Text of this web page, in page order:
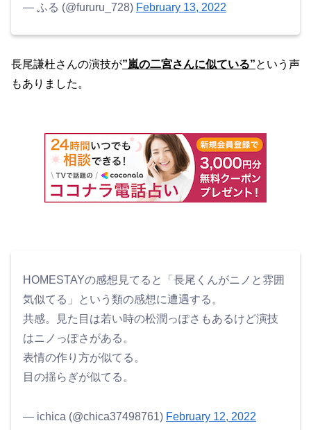
— ふる (@fururu_728) February 13, 2022
長尾謙杜さんの演技が”嵐の二宮さんに似ている”という声
もありました。
HOMESTAYの感想見てると「長尾くんがニノと雰囲
気似てる」という類の感想に遭遇する。
共感。見た目は若い時の松潤っぽさもあるけど演技
はニノっぽさがある。
表情の作り方が似てる。
目の揺らぎが似てる。
— ichica (@chica37498761) February 12, 2022